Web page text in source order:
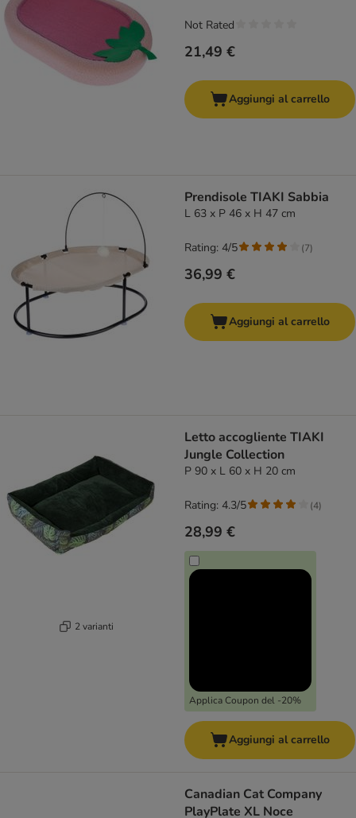
21,49 €
Not Rated
Aggiungi al carrello
Prendisole TIAKI Sabbia
L 63 x P 46 x H 47 cm
36,99 €
Rating: 4/5 (7)
Aggiungi al carrello
2 varianti
Letto accogliente TIAKI
Jungle Collection
P 90 x L 60 x H 20 cm
28,99 €
Applica Coupon del -20%
Rating: 4.3/5 (4)
Aggiungi al carrello
Canadian Cat Company
PlayPlate XL Noce